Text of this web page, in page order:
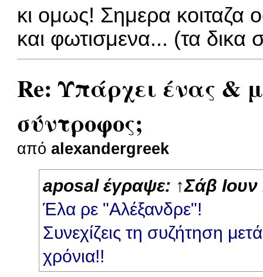
κι ομως! Σημερα κοιταζα
και φωτισμενα... (τα δικα
Re: Υπάρχει ένας &
σύντροφος;
απόalexandergreek
aposalέγραψε: ↑Σάβ
Έλα ρε "Αλέξανδρε"!
Συνεχίζεις τη συζήτηση
χρόνια!!